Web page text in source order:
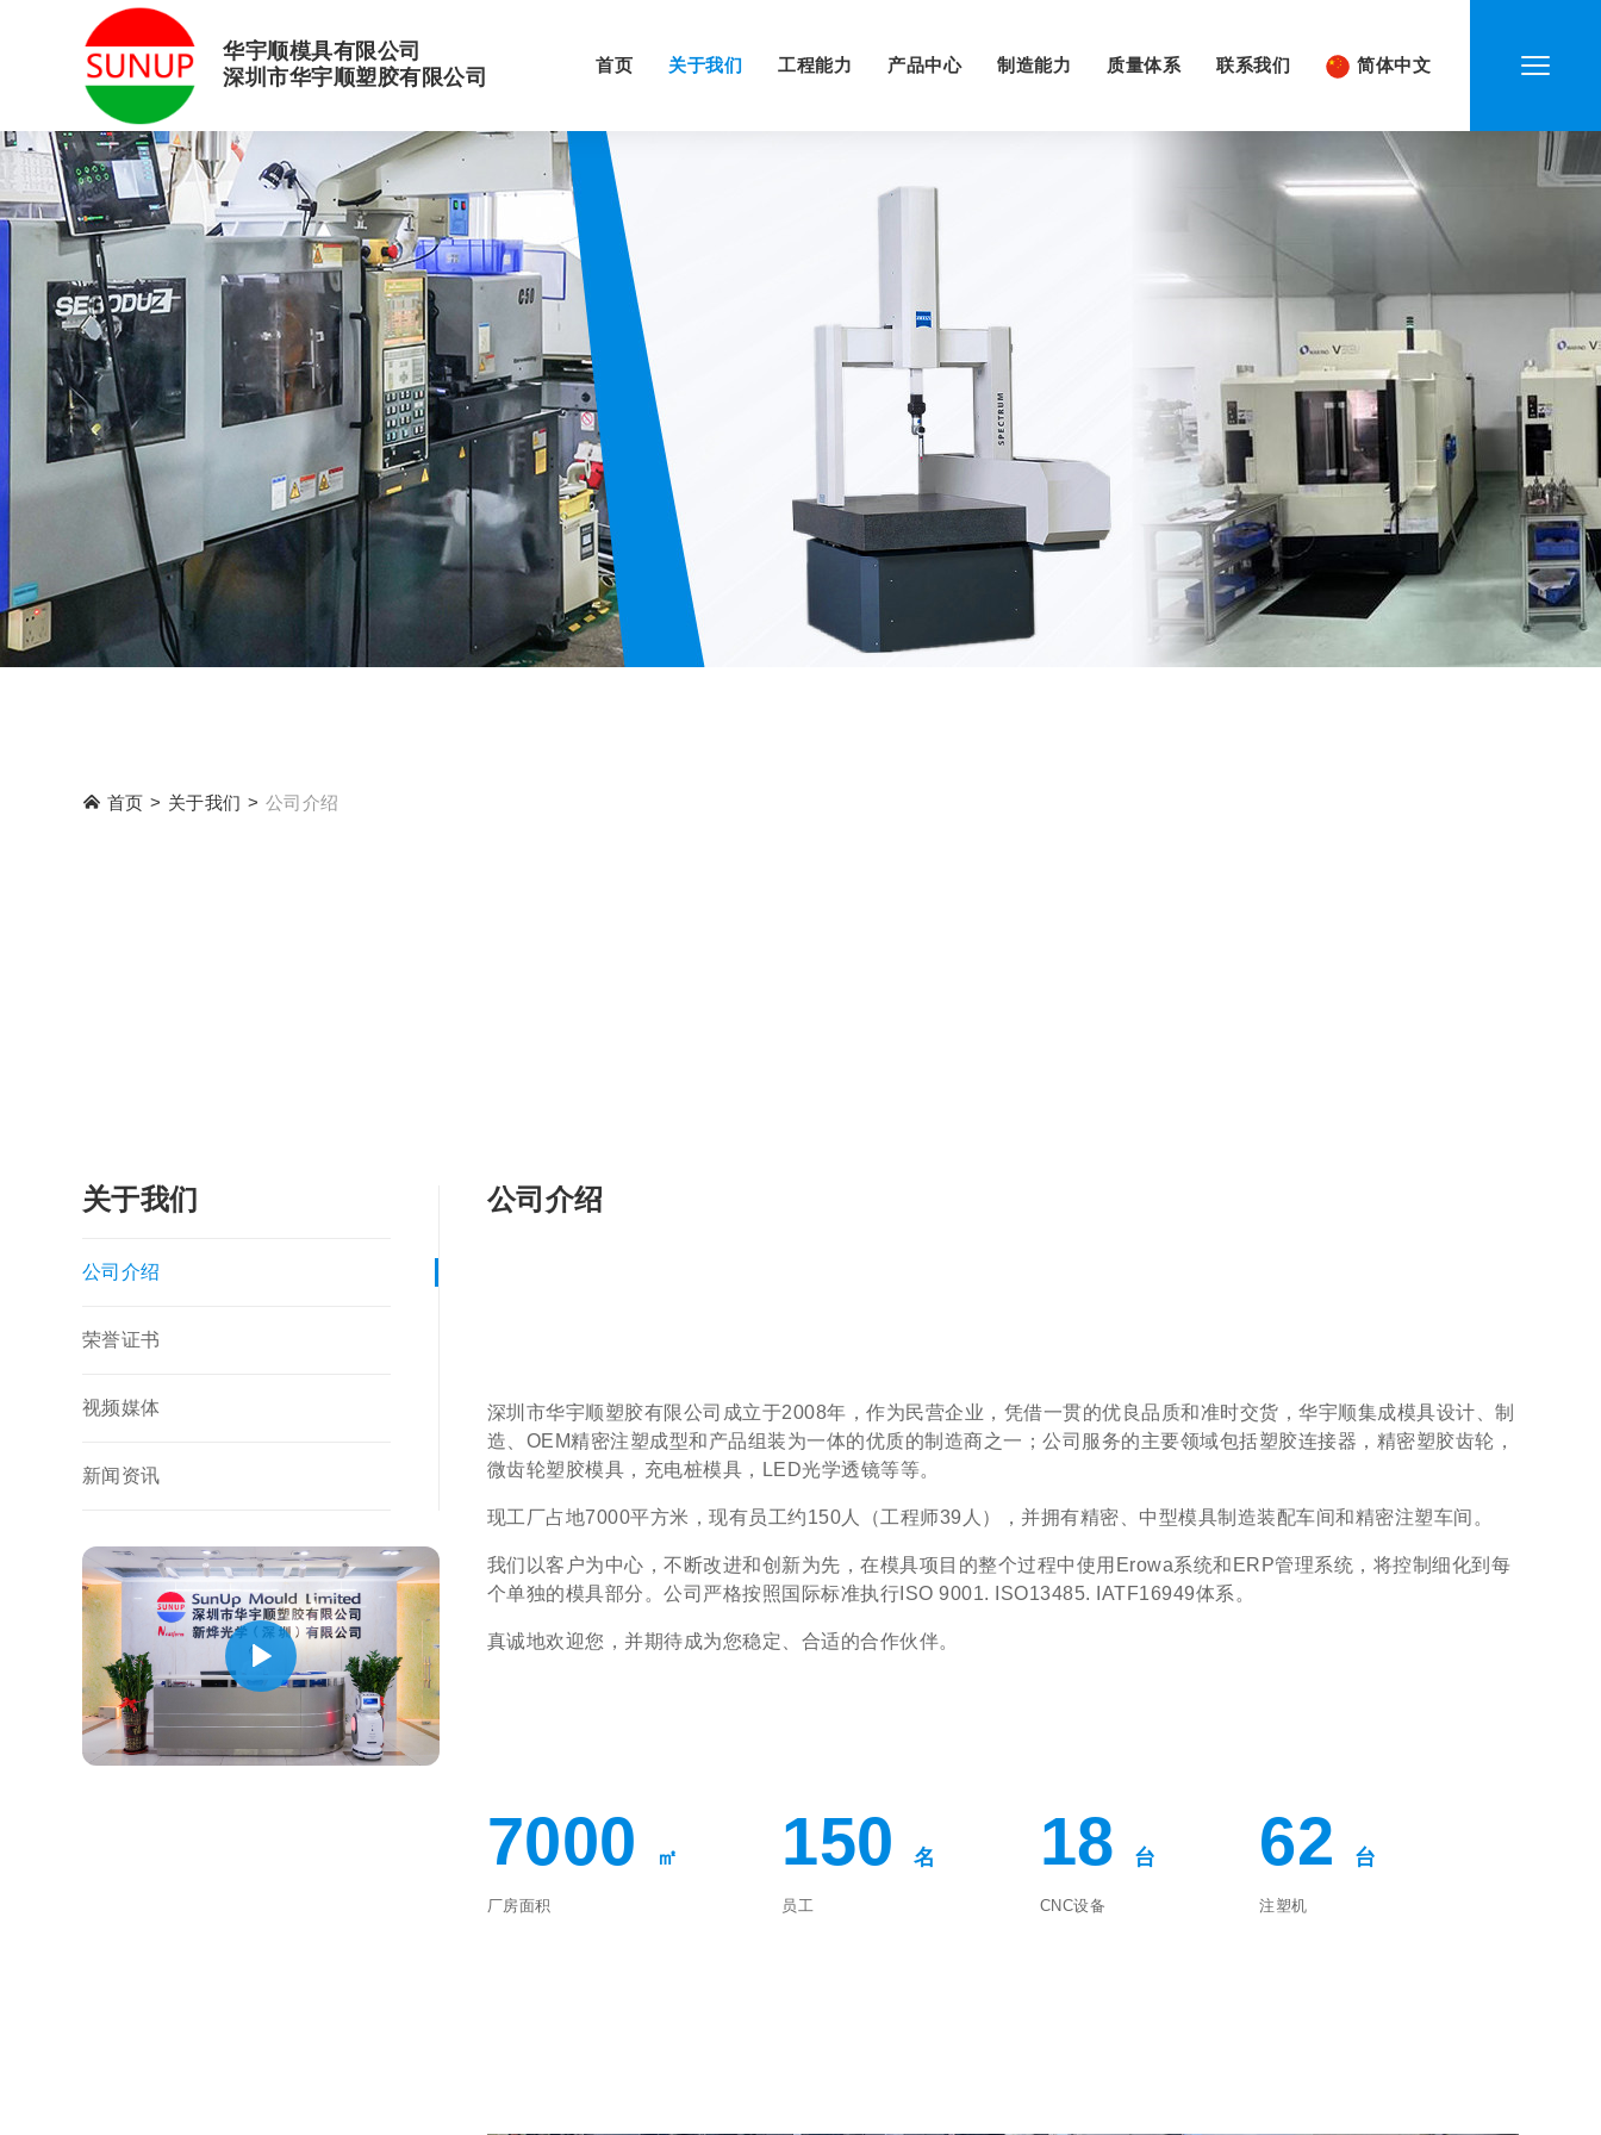
华宇顺模具有限公司
深圳市华宇顺塑胶有限公司
首页 关于我们 工程能力 产品中心 制造能力 质量体系 联系我们 简体中文
首页 关于我们 公司介绍
关于我们
公司介绍
荣誉证书
视频媒体
新闻资讯
公司介绍
深圳市华宇顺塑胶有限公司成立于2008年，作为民营企业，凭借一贯的优良品质和准时交货，华宇顺集成模具设计、制
造、OEM精密注塑成型和产品组装为一体的优质的制造商之一；公司服务的主要领域包括塑胶连接器，精密塑胶齿轮，
微齿轮塑胶模具，充电桩模具，LED光学透镜等等。
现工厂占地7000平方米，现有员工约150人（工程师39人），并拥有精密、中型模具制造装配车间和精密注塑车间。
我们以客户为中心，不断改进和创新为先，在模具项目的整个过程中使用Erowa系统和ERP管理系统，将控制细化到每
个单独的模具部分。公司严格按照国际标准执行ISO 9001. ISO13485. IATF16949体系。
真诚地欢迎您，并期待成为您稳定、合适的合作伙伴。
7000 ㎡
厂房面积
150名
员工
18 台
CNC设备
62 台
注塑机